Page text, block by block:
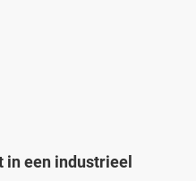
in een industrieel